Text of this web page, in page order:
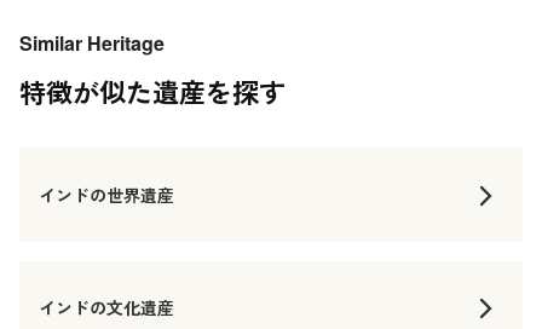
Similar Heritage
特徴が似た遺産を探す
インドの世界遺産
インドの文化遺産